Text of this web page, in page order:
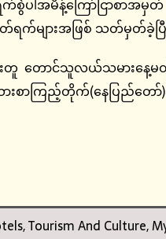
ါအမိန့်ကြော်ငြာစာအမှတ်
က်များအဖြစ် သတ်မှတ်ခဲ့ပြီ
းတူ တောင်သူလယ်သမားန
းစာကြည့်တိုက်(နေပြည်တ
Tourism And Culture,